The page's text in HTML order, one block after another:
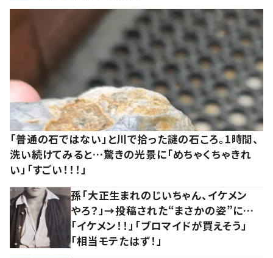
「普通の石ではない」と川で拾った謎の石ころ。1時間、
洗い続けてみると…驚きの光景に「めちゃくちゃきれ
い」「すごい！！！」
孫「大正生まれのじいちゃん、イケメン
やろ？」→投稿された“まさかの姿”に…
「イケメン！！」「ブロマイドが買えそう」
「相当モテたはず！」